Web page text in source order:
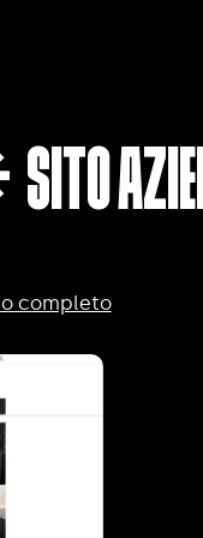
SITO
completo